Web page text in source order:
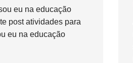
eu na educação
post atividades para
eu na educação